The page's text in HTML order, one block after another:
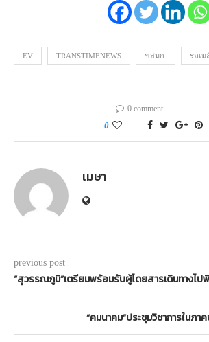
EV TRANSTIMENEWS ขสมก. รถเม
0 comment
0
เมษา
previous post
“สุวรรณภูมิ”เตรียมพร้อมรับผู้โดยสารเดินทางไป
“คมนาคม”ประชุมวิชาการในภ